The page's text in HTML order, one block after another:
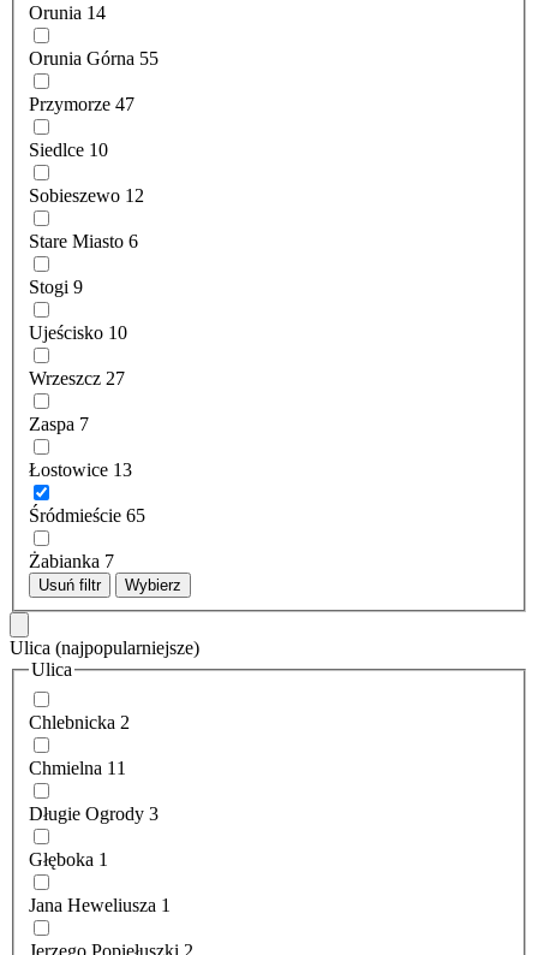
Orunia 14
Orunia Górna 55
Przymorze 47
Siedlce 10
Sobieszewo 12
Stare Miasto 6
Stogi 9
Ujeścisko 10
Wrzeszcz 27
Zaspa 7
Łostowice 13
Śródmieście 65
Żabianka 7
Usuń filtr Wybierz
Ulica (najpopularniejsze)
Ulica
Chlebnicka 2
Chmielna 11
Długie Ogrody 3
Głęboka 1
Jana Heweliusza 1
Jerzego Popiełuszki 2